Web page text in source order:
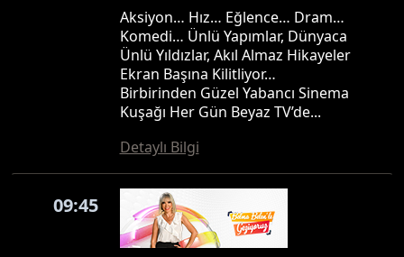
Aksiyon… Hız… Eğlence… Dram…
Komedi… Ünlü Yapımlar, Dünyaca
Ünlü Yıldızlar, Akıl Almaz Hikayeler
Ekran Başına Kilitliyor…
Birbirinden Güzel Yabancı Sinema
Kuşağı Her Gün Beyaz TV’de...
Detaylı Bilgi
09:45